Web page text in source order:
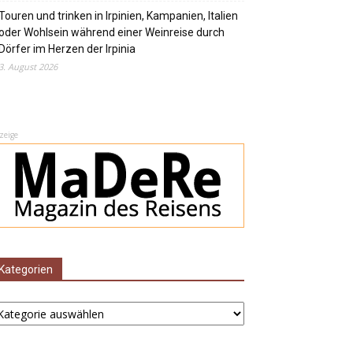
und trinken in Irpinien, Kampanien, Italien
Wohlsein während einer Weinreise durch
im Herzen der Irpinia
August 2026